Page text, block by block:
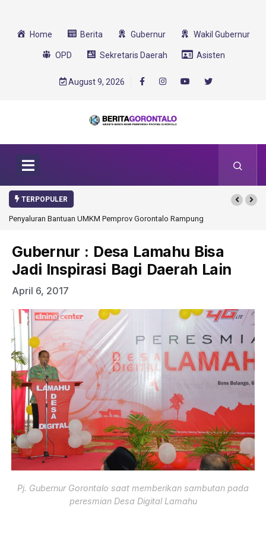
Home Berita Gubernur Wakil Gubernur
OPD Sekretaris Daerah Asisten
August 9, 2026
TERPOPULER
RampungGorontalo Ikut Dukung Program SMA Unggul Garuda
Gubernur : Desa Lamahu Bisa
Jadi Inspirasi Bagi Daerah Lain
April 6, 2017
Pj. Gubernur Gorontalo saat memberikan sambutan pada
peresmian Desa Digital Lamahu